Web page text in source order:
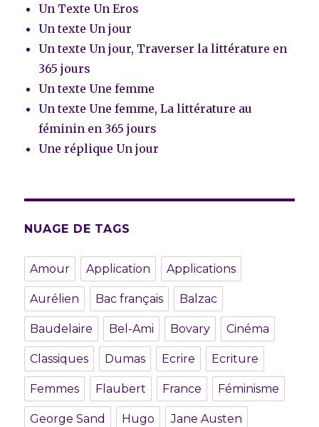
Un Texte Un Eros
Un texte Un jour
Un texte Un jour, Traverser la littérature en
365 jours
Un texte Une femme
Un texte Une femme, La littérature au
féminin en 365 jours
Une réplique Un jour
NUAGE DE TAGS
Amour Application Applications
Aurélien Bac français Balzac
Baudelaire Bel-Ami Bovary Cinéma
Classiques Dumas Ecrire Ecriture
Femmes Flaubert France Féminisme
George Sand Hugo Jane Austen